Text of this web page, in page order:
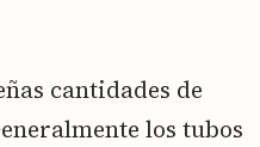
cantidades de
los tubos